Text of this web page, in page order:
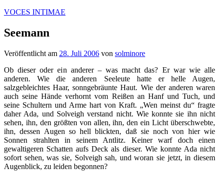
Zum
springen
VOCES INTIMAE
Seemann
Veröffentlicht am 28. Juli 2006 von solminore
Ob dieser oder ein anderer – was macht das? Er war wie alle
anderen. Wie die anderen Seeleute hatte er helle Augen,
salzgebleichtes Haar, sonngebräunte Haut. Wie der anderen waren
auch seine Hände verhornt vom Reißen an Hanf und Tuch, und
seine Schultern und Arme hart von Kraft. „Wen meinst du“ fragte
daher Ada, und Solveigh verstand nicht. Wie konnte sie ihn nicht
sehen, ihn, den größten von allen, ihn, den ein Licht überschwebte,
ihn, dessen Augen so hell blickten, daß sie noch von hier wie
Sonnen strahlten in seinem Antlitz. Keiner warf doch einen
gewaltigeren Schatten aufs Deck als dieser. Wie konnte Ada nicht
sofort sehen, was sie, Solveigh sah, und woran sie jetzt, in diesem
Augenblick, zu leiden begonnen?